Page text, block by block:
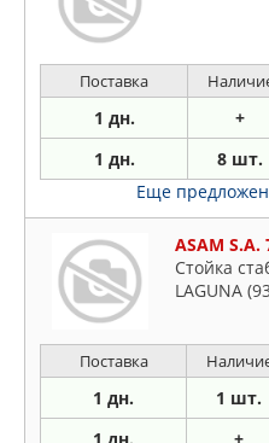
Поставка
1 дн. +
1 дн. 8 шт.
Еще
ASAM S.A.
Стойка
LAGUNA
Поставка
1 дн. 1 шт.